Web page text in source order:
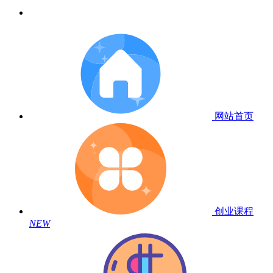
网站首页
创业课程
NEW